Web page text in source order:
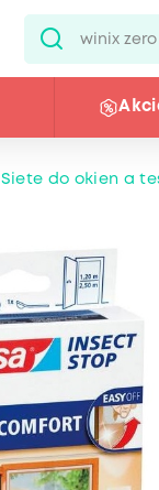
Siete do okien a